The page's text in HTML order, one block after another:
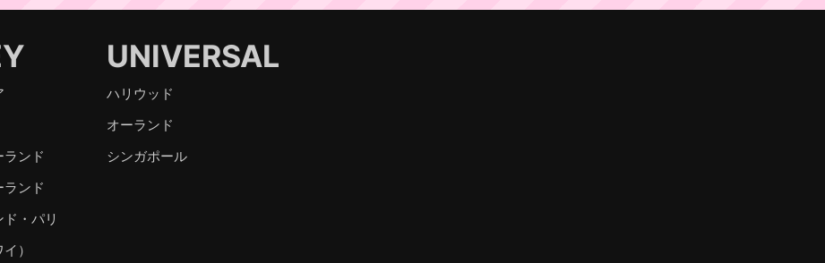
ンド
ンド
・パリ
）
UNIVERSAL
ハリウッド
オーランド
シンガポール